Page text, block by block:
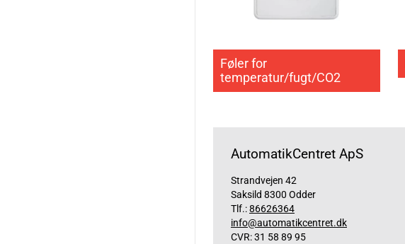
Føler for
temperatur/fugt/CO2
AutomatikCentret ApS
Strandvejen 42
Saksild 8300 Odder
Tlf.:86626364
info@automatikcentret.dk
CVR: 31 58 89 95